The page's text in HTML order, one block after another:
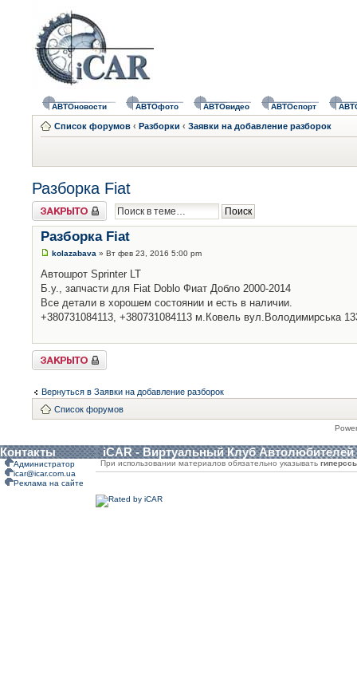
АВТОновости АВТОфото АВТОвидео АВТОспорт
Список форумов ‹ Разборки ‹ Заявки на добавление разборок
Разборка Fiat
Закрыто
Разборка Fiat
kolazabava » Вт фев 23, 2016 5:00 pm
Автошрот Sprinter LT
Б.у., запчасти для Fiat Doblo Фиат Добло 2000-2014
Все детали в хорошем состоянии и есть в наличии.
+380731084113, +380731084113 м.Ковель вул.Володимирська
Закрыто
Вернуться в Заявки на добавление разборок
Список форумов
Контакты iCAR - Виртуальный Клуб Автолюбителей
Администратор
icar@icar.com.ua
Реклама на сайте
При использовании материалов обязательно указывать